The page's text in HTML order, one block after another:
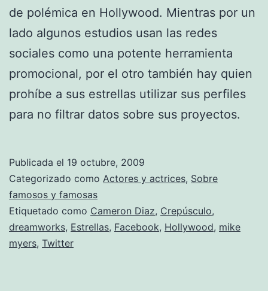
de polémica en Hollywood. Mientras por un
lado algunos estudios usan las redes
sociales como una potente herramienta
promocional, por el otro también hay quien
prohíbe a sus estrellas utilizar sus perfiles
para no filtrar datos sobre sus proyectos.
Publicada el 19 octubre, 2009
Categorizado como Actores y actrices, Sobre
famosos y famosas
Etiquetado como Cameron Diaz, Crepúsculo,
dreamworks, Estrellas, Facebook, Hollywood, mike
myers, Twitter